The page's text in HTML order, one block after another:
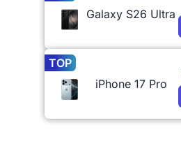
Galaxy S26 Ultra
TOP
iPhone 17 Pro